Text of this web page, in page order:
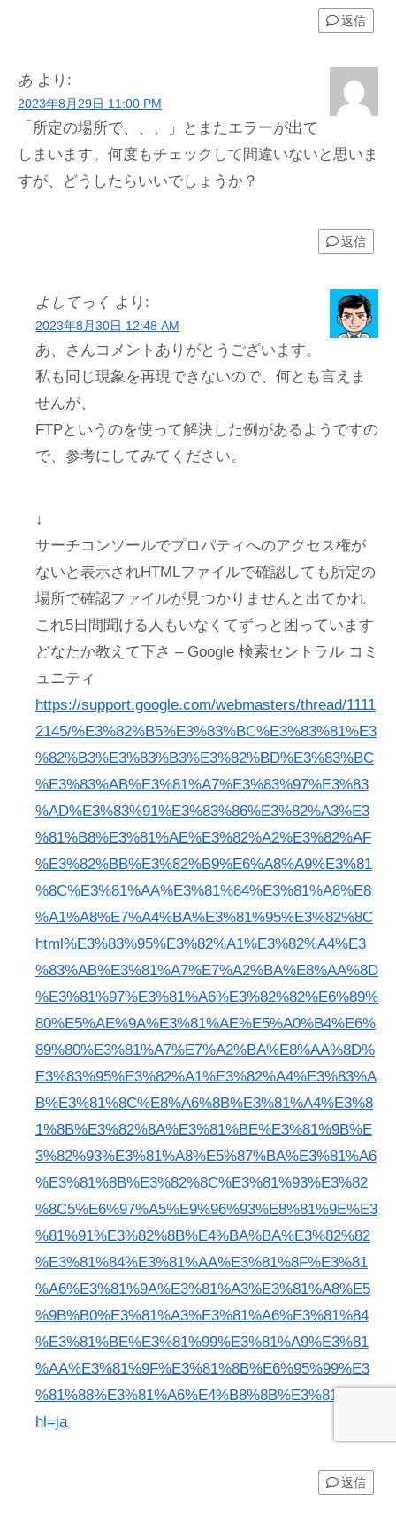
返信
あ より:
2023年8月29日 11:00 PM
「所定の場所で、、、」とまたエラーが出て
しまいます。何度もチェックして間違いないと思いま
すが、どうしたらいいでしょうか？
返信
よしてっく より:
2023年8月30日 12:48 AM
あ、さんコメントありがとうございます。
私も同じ現象を再現できないので、何とも言えま
せんが、
FTPというのを使って解決した例があるようですの
で、参考にしてみてください。
↓
サーチコンソールでプロパティへのアクセス権が
ないと表示されHTMLファイルで確認しても所定の
場所で確認ファイルが見つかりませんと出てかれ
これ5日間聞ける人もいなくてずっと困っています
どなたか教えて下さ – Google 検索セントラル コミ
ュニティ
https://support.google.com/webmasters/thread/1111
2145/%E3%82%B5%E3%83%BC%E3%83%81%E3
%82%B3%E3%83%B3%E3%82%BD%E3%83%BC
%E3%83%AB%E3%81%A7%E3%83%97%E3%83
%AD%E3%83%91%E3%83%86%E3%82%A3%E3
%81%B8%E3%81%AE%E3%82%A2%E3%82%AF
%E3%82%BB%E3%82%B9%E6%A8%A9%E3%81
%8C%E3%81%AA%E3%81%84%E3%81%A8%E8
%A1%A8%E7%A4%BA%E3%81%95%E3%82%8C
html%E3%83%95%E3%82%A1%E3%82%A4%E3
%83%AB%E3%81%A7%E7%A2%BA%E8%AA%8D
%E3%81%97%E3%81%A6%E3%82%82%E6%89%
80%E5%AE%9A%E3%81%AE%E5%A0%B4%E6%
89%80%E3%81%A7%E7%A2%BA%E8%AA%8D%
E3%83%95%E3%82%A1%E3%82%A4%E3%83%A
B%E3%81%8C%E8%A6%8B%E3%81%A4%E3%8
1%8B%E3%82%8A%E3%81%BE%E3%81%9B%E
3%82%93%E3%81%A8%E5%87%BA%E3%81%A6
%E3%81%8B%E3%82%8C%E3%81%93%E3%82
%8C5%E6%97%A5%E9%96%93%E8%81%9E%E3
%81%91%E3%82%8B%E4%BA%BA%E3%82%82
%E3%81%84%E3%81%AA%E3%81%8F%E3%81
%A6%E3%81%9A%E3%81%A3%E3%81%A8%E5
%9B%B0%E3%81%A3%E3%81%A6%E3%81%84
%E3%81%BE%E3%81%99%E3%81%A9%E3%81
%AA%E3%81%9F%E3%81%8B%E6%95%99%E3
%81%88%E3%81%A6%E4%B8%8B%E3%81%95?
hl=ja
返信